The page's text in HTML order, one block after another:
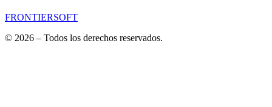
FRONTIERSOFT
© 2026 – Todos los derechos reservados.